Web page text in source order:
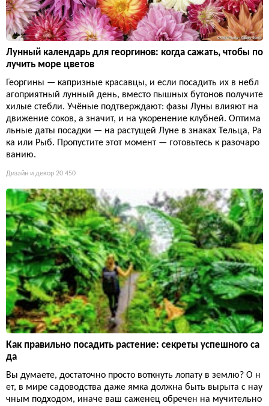
Лунный календарь для георгинов: когда сажать, чтобы по
лучить море цветов
Георгины — капризные красавцы, и если посадить их в небл
агоприятный лунный день, вместо пышных бутонов получите
хилые стебли. Учёные подтверждают: фазы Луны влияют на
движение соков, а значит, и на укоренение клубней. Оптима
льные даты посадки — на растущей Луне в знаках Тельца, Ра
ка или Рыб. Пропустите этот момент — готовьтесь к разочаро
ванию.
Дизайн и декор 20 450
Как правильно посадить растение: секреты успешного са
да
Вы думаете, достаточно просто воткнуть лопату в землю? О н
ет, в мире садоводства даже ямка должна быть вырыта с нау
чным подходом, иначе ваш саженец обречен на мучительно